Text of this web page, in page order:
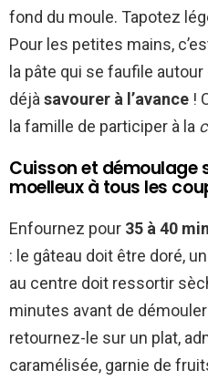
fond du moule. Tapotez
Pour les petites mains,
la pâte qui se faufile
déjà savourer à l’avance !
la famille de participer à la
Cuisson et démoulage
moelleux à tous les
Enfournez pour 35 à 40
: le gâteau doit être doré,
au centre doit ressortir
minutes avant de démouler
retournez-le sur un plat,
caramélisée, garnie de